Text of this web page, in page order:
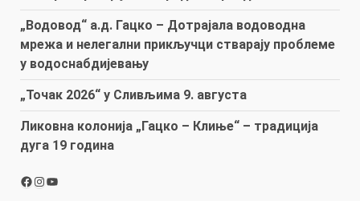
„Водовод“ а.д. Гацко – Дотрајала водоводна
мрежа и нелегални прикључци стварају проблеме
у водоснабдијевању
„Точак 2026“ у Сливљима 9. августа
Ликовна колонија „Гацко – Клиње“ – традиција
дуга 19 година
Facebook
Instagram
YouTube